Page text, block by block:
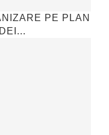
PE PLAN